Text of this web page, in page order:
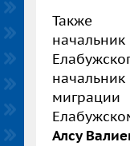
Также
Алсу